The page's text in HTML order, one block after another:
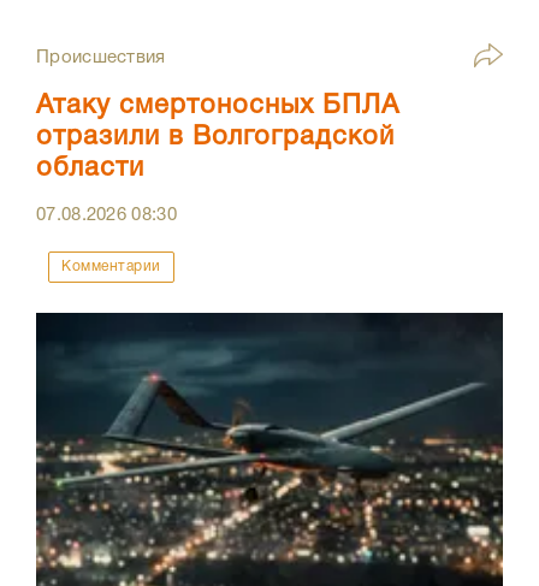
Происшествия
Атаку смертоносных БПЛА
отразили в Волгоградской
области
07.08.202608:30
Комментарии